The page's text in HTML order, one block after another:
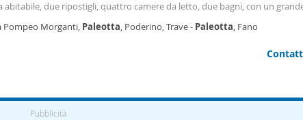
abitabile, due ripostigli, quattro camere da letto, due bagni, con un
Pompeo Morganti, Paleotta, Poderino, Trave - Paleotta, Fano
Pubblicità